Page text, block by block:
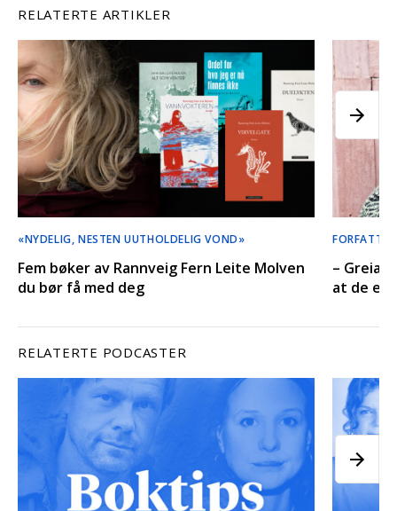
RELATERTE ARTIKLER
«NYDELIG, NESTEN UUTHOLDELIG VOND»
Fem bøker av Rannveig Fern Leite Molven
du bør få med deg
– Greia
at de er
RELATERTE PODCASTER